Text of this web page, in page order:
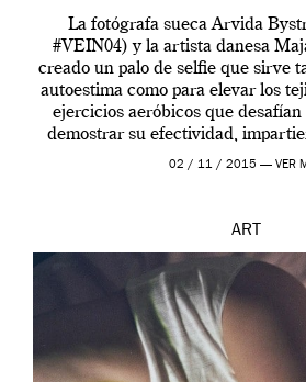
La fotógrafa sueca Arvida
#VEIN04) y la artista danesa
creado un palo de selfie que sirve
autoestima como para elevar los
ejercicios aeróbicos que
demostrar su efectividad,
prueba en el Tate
02 / 11 / 2015 — VER
ART